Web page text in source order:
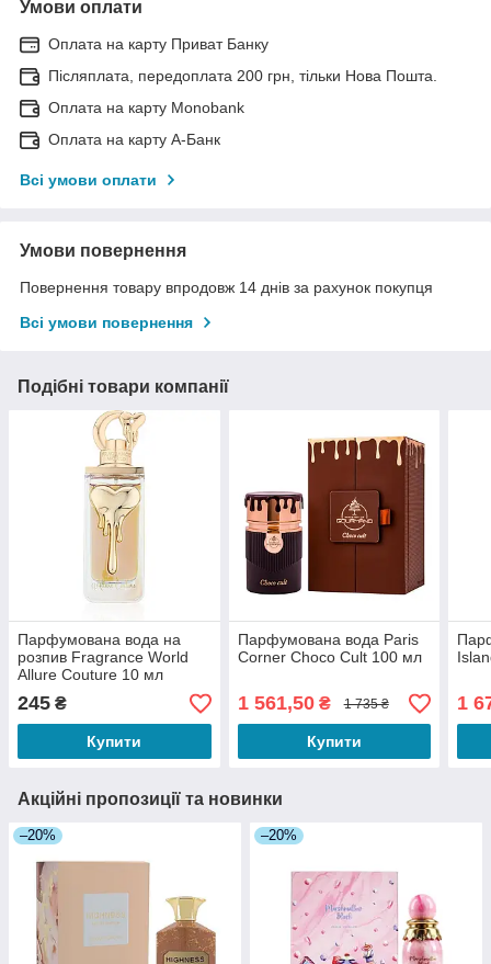
Умови оплати
Оплата на карту Приват Банку
Післяплата, передоплата 200 грн, тільки Нова Пошта.
Оплата на карту Monobank
Оплата на карту А-Банк
Всі умови оплати
Умови повернення
Повернення товару впродовж 14 днів за рахунок покупця
Всі умови повернення
Подібні товари компанії
Парфумована вода на
розпив Fragrance World
Allure Couture 10 мл
245 ₴
Купити
Парфумована вода Paris
Corner Choco Cult 100 мл
1 561,50₴ 1 735 ₴
Купити
1
Акційні пропозиції та новинки
–20% –20%